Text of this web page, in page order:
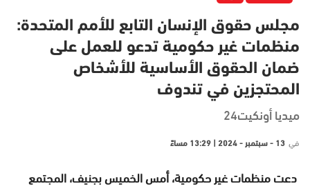
مجلس حقوق الإنسان التابع للأمم المتحدة:
منظمات غير حكومية تدعو للعمل على
ضمان الحقوق الأساسية للأشخاص
المحتجزين في تندوف
ميديا أونكيت24
في 13 - سبتمبر - 2024 | 13:29 مساءً
دعت منظمات غير حكومية، أمس الخميس بجنيف، المجتمع